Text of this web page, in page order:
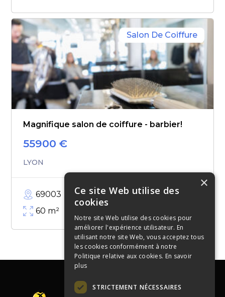
Salon De Coiffure
Magnifique salon de coiffure - barbier!
55900 €
LYON
69003
60 m²
×
Ce site Web utilise des
cookies
Notre site Web utilise des cookies pour
améliorer l'expérience utilisateur. En
utilisant notre site Web, vous acceptez tous
les cookies conformément à notre
Politique relative aux cookies. En savoir
plus
STRICTEMENT NÉCESSAIRES